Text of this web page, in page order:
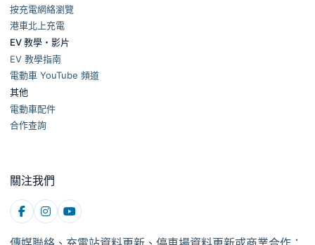
按充電網絡瀏覽
港車北上充電
EV 教學・影片
EV 教學指南
電動車 YouTube 頻道
其他
電動車配件
合作查詢
關注我們